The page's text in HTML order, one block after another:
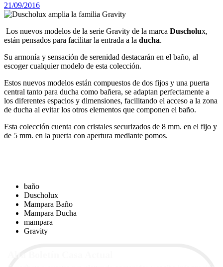
21/09/2016
Los nuevos modelos de la serie Gravity de la marca Duscholux,
están pensados para facilitar la entrada a la ducha.
Su armonía y sensación de serenidad destacarán en el baño, al
escoger cualquier modelo de esta colección.
Estos nuevos modelos están compuestos de dos fijos y una puerta
central tanto para ducha como bañera, se adaptan perfectamente a
los diferentes espacios y dimensiones, facilitando el acceso a la zona
de ducha al evitar los otros elementos que componen el baño.
Esta colección cuenta con cristales securizados de 8 mm. en el fijo y
de 5 mm. en la puerta con apertura mediante pomos.
baño
Duscholux
Mampara Baño
Mampara Ducha
mampara
Gravity